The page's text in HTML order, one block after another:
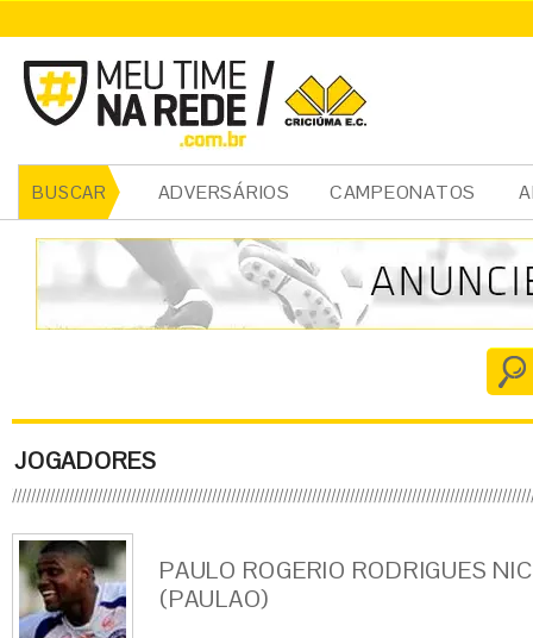
BUSCAR ADVERSÁRIOS CAMPEONATOS
JOGADORES
PAULO ROGERIO RODRIGUES
(PAULAO)